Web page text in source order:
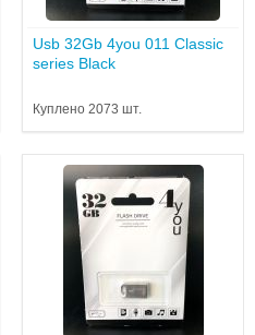
Usb 32Gb 4you 011 Classic
series Black
Куплено 2073 шт.